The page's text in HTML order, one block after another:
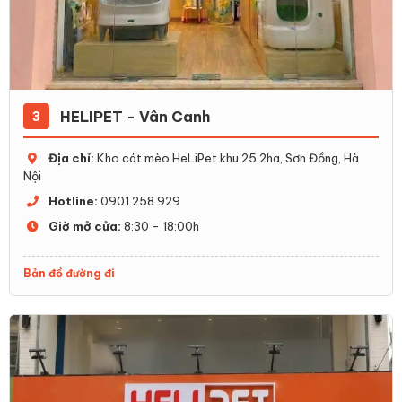
toàn và hiệu quả hơn mỗi ngày.
3 HELIPET - Vân Canh
Địa chỉ: Kho cát mèo HeLiPet khu 25.2ha, Sơn Đồng, Hà
Nội
Hotline: 0901 258 929
Giờ mở cửa: 8:30 - 18:00h
Bản đồ đường đi